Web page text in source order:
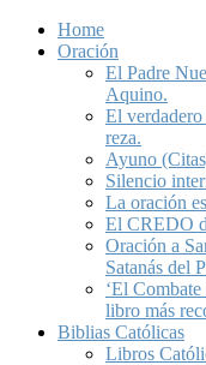
Home
Oración
El Padre
Aquino.
El
reza.
Ayuno
Silencio
La oración
El CREDO
Oración a
Satanás del
‘El
libro más
Biblias Católicas
Libros